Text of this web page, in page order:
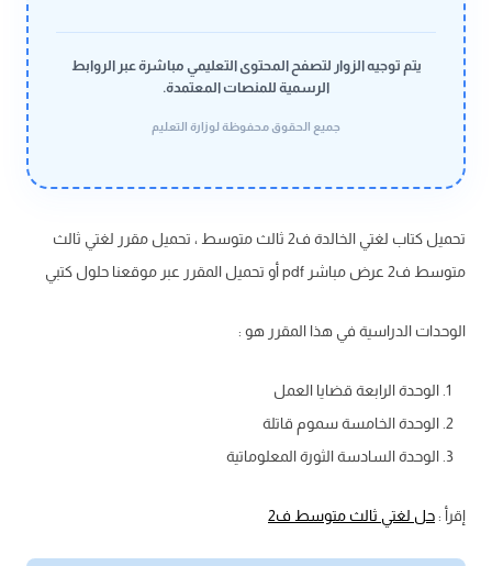
يتم توجيه الزوار لتصفح المحتوى التعليمي مباشرة عبر الروابط
الرسمية للمنصات المعتمدة.
جميع الحقوق محفوظة لوزارة التعليم
تحميل كتاب لغتي الخالدة ف2 ثالث متوسط ، تحميل مقرر لغتي ثالث
متوسط ف2 عرض مباشر pdf أو تحميل المقرر عبر موقعنا حلول كتبي
الوحدات الدراسية في هذا المقرر هو :
الوحدة الرابعة قضايا العمل
الوحدة الخامسة سموم قاتلة
الوحدة السادسة الثورة المعلوماتية
إقرأ :حل لغتي ثالث متوسط ف2